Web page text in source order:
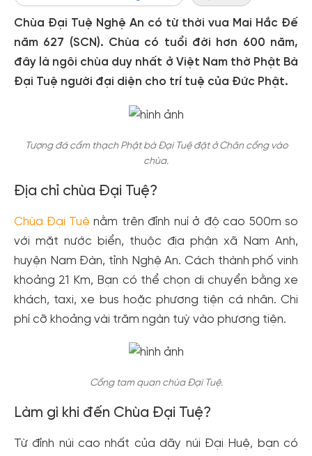
Chùa Đại Tuệ Nghệ An có từ thời vua Mai Hắc Đế
năm 627 (SCN). Chùa có tuổi đời hơn 600 năm,
đây là ngôi chùa duy nhất ở Việt Nam thờ Phật Bà
Đại Tuệ người đại diện cho trí tuệ của Đức Phật.
Tượng đá cẩm thạch Phật bà Đại Tuệ đặt ở Chân cổng vào
chùa.
Địa chỉ chùa Đại Tuệ?
Chùa Đại Tuệ nằm trên đỉnh nuí ở độ cao 500m so
với mặt nước biển, thuộc địa phận xã Nam Anh,
huyện Nam Đàn, tỉnh Nghệ An. Cách thành phố vinh
khoảng 21 Km, Bạn có thể chọn di chuyển bằng xe
khách, taxi, xe bus hoặc phương tiện cá nhân. Chi
phí cỡ khoảng vài trăm ngàn tuỳ vào phương tiện.
Cổng tam quan chùa Đại Tuệ.
Làm gì khi đến Chùa Đại Tuệ?
Từ đỉnh núi cao nhất của dãy núi Đại Huệ, bạn có